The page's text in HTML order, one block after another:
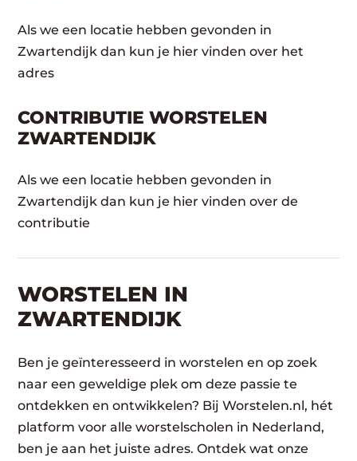
Als we een locatie hebben gevonden in
Zwartendijk dan kun je hier vinden over het
adres
CONTRIBUTIE WORSTELEN
ZWARTENDIJK
Als we een locatie hebben gevonden in
Zwartendijk dan kun je hier vinden over de
contributie
WORSTELEN​ IN
ZWARTENDIJK
Ben je geïnteresseerd in worstelen en op zoek
naar een geweldige plek om deze passie te
ontdekken en ontwikkelen? Bij Worstelen.nl, hét
platform voor alle worstelscholen in Nederland,
ben je aan het juiste adres. Ontdek wat onze